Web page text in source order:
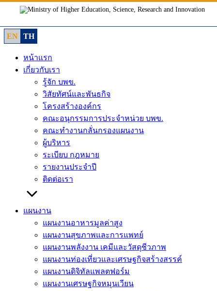
content
EN
TH
หน้าแรก
เกี่ยวกับเรา
รู้จัก บพข.
วิสัยทัศน์และพันธกิจ
โครงสร้างองค์กร
คณะอนุกรรมการประจำหน่วย บพข.
คณะทำงานกลั่นกรองแผนงาน
ผู้บริหาร
ระเบียบ กฎหมาย
รายงานประจำปี
ติดต่อเรา
แผนงาน
แผนงานอาหารมูลค่าสูง
แผนงานสุขภาพและการแพทย์
แผนงานพลังงาน เคมีและวัสดุชีวภาพ
แผนงานท่องเที่ยวและเศรษฐกิจสร้างสรรค์
แผนงานดิจิทัลแพลตฟอร์ม
แผนงานเศรษฐกิจหมุนเวียน